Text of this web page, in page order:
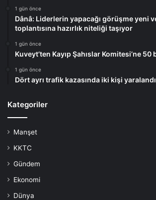
1 gün önce
Dânâ: Liderlerin yapacağı görüşme yeni
toplantısına hazırlık niteliği taşıyor
1 gün önce
Kuveyt’ten Kayıp Şahıslar Komitesi’ne 50
1 gün önce
Dört ayrı trafik kazasında iki kişi yaralandı
Kategoriler
Manşet
KKTC
Gündem
Ekonomi
Dünya